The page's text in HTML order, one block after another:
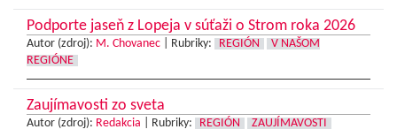
Podporte jaseň z Lopeja v súťaži o Strom roka 2026
Autor (zdroj): M. Chovanec Rubriky: REGIÓN
V NAŠOM
REGIÓNE
Zaujímavosti zo sveta
Autor (zdroj): Redakcia Rubriky: REGIÓN ZAUJÍMAVOSTI